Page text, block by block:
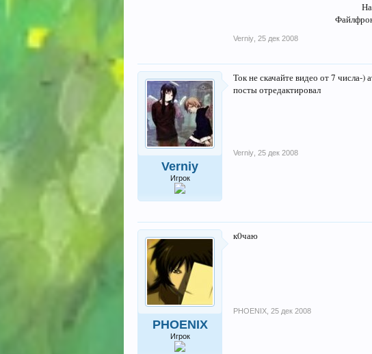
Verniy 25 дек 2008
Verniy
Игрок
Ток не скачайте видео от 7 числа-)
посты отредактировал
Verniy 25 дек 2008
PHOENIX
Игрок
к0чаю
PHOENIX 25 дек 2008